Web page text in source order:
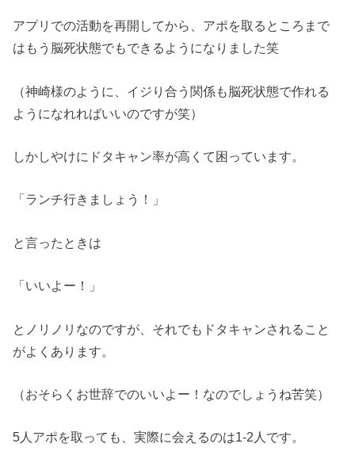
アプリでの活動を再開してから、アポを取るところまで
はもう脳死状態でもできるようになりました笑
（神崎様のように、イジり合う関係も脳死状態で作れる
ようになれればいいのですが笑）
しかしやけにドタキャン率が高くて困っています。
「ランチ行きましょう！」
と言ったときは
「いいよー！」
とノリノリなのですが、それでもドタキャンされること
がよくあります。
（おそらくお世辞でのいいよー！なのでしょうね苦笑）
5人アポを取っても、実際に会えるのは1-2人です。